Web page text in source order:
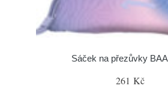
Sáček na přezůvky
261 Kč